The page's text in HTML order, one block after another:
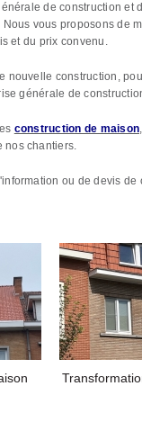
de construction et
vous proposons de
et du prix convenu.
nouvelle construction,
générale de
construction de maison,
nos chantiers.
ou de devis